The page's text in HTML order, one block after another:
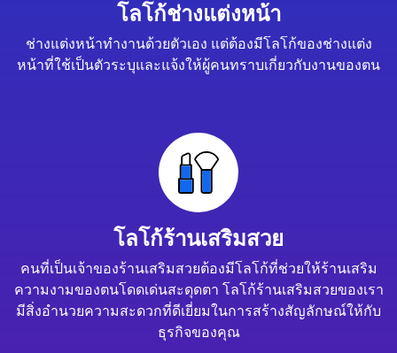
โลโก้ช่างแต่งหน้า
ช่างแต่งหน้าทำงานด้วยตัวเอง แต่ต้องมีโลโก้ของช่างแต่ง
หน้าที่ใช้เป็นตัวระบุและแจ้งให้ผู้คนทราบเกี่ยวกับงานของตน
โลโก้ร้านเสริมสวย
คนที่เป็นเจ้าของร้านเสริมสวยต้องมีโลโก้ที่ช่วยให้ร้านเสริม
ความงามของตนโดดเด่นสะดุดตา โลโก้ร้านเสริมสวยของเรา
มีสิ่งอำนวยความสะดวกที่ดีเยี่ยมในการสร้างสัญลักษณ์ให้กับ
ธุรกิจของคุณ